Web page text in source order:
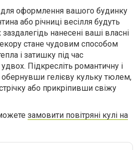
для оформлення вашого будинку
або річниці весілля будуть
заздалегідь нанесені ваші власні
стане чудовим способом
і затишку під час
Підкресліть романтичну і
обернувши гелієву кульку тюлем,
або прикріпивши свіжу
замовити повітряні кулі на